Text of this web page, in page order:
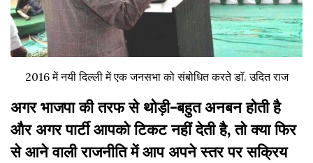
2016 में नयी दिल्ली में एक जनसभा को संबोधित करते डा‍ॅ. उदित राज
अगर भाजपा की तरफ से थोड़ी-बहुत अनबन होती है
और अगर पार्टी आपको टिकट नहीं देती है, तो क्या फिर
से आने वाली राजनीति में आप अपने स्तर पर सक्रिय